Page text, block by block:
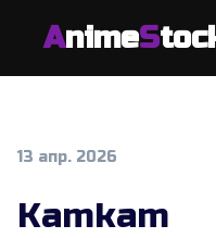
AnimeS
13 апр. 2026
Kamkam